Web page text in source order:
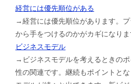
経営には優先順位がある
→経営には優先順位があります。プ
から手をつけるのかがカギになりま
ビジネスモデル
→ビジネスモデルを考えるときの
性の関連です。継続もポイントと